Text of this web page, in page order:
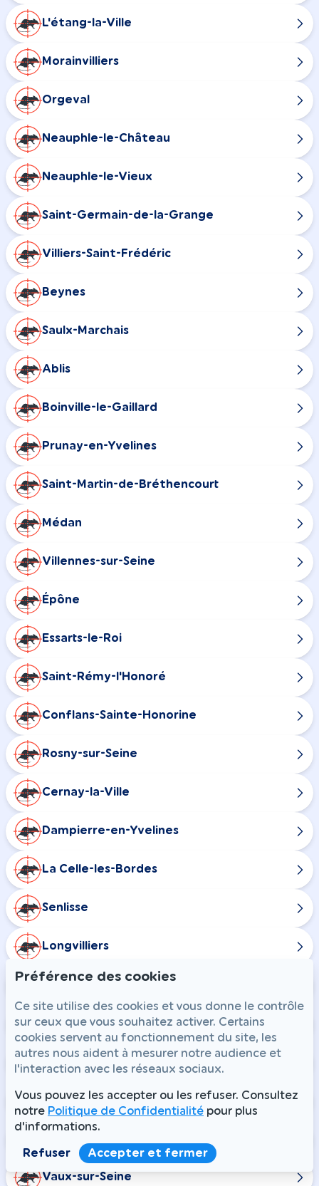
L'étang-la-Ville
Morainvilliers
Orgeval
Neauphle-le-Château
Neauphle-le-Vieux
Saint-Germain-de-la-Grange
Villiers-Saint-Frédéric
Beynes
Saulx-Marchais
Ablis
Boinville-le-Gaillard
Prunay-en-Yvelines
Saint-Martin-de-Bréthencourt
Médan
Villennes-sur-Seine
Épône
Essarts-le-Roi
Saint-Rémy-l'Honoré
Conflans-Sainte-Honorine
Rosny-sur-Seine
Cernay-la-Ville
Dampierre-en-Yvelines
La Celle-les-Bordes
Senlisse
Longvilliers
Ponthévrard
Rochefort-en-Yvelines
Saint-Arnoult-en-Yvelines
Sainte-Mesme
Vaux-sur-Seine
Préférence des cookies
Ce site utilise des cookies et vous donne le contrôle
sur ceux que vous souhaitez activer. Certains
cookies servent au fonctionnement du site, les
autres nous aident à mesurer notre audience et
l'interaction avec les réseaux sociaux.
Vous pouvez les accepter ou les refuser. Consultez
notre Politique de Confidentialité pour plus
d'informations.
Refuser Accepter et fermer